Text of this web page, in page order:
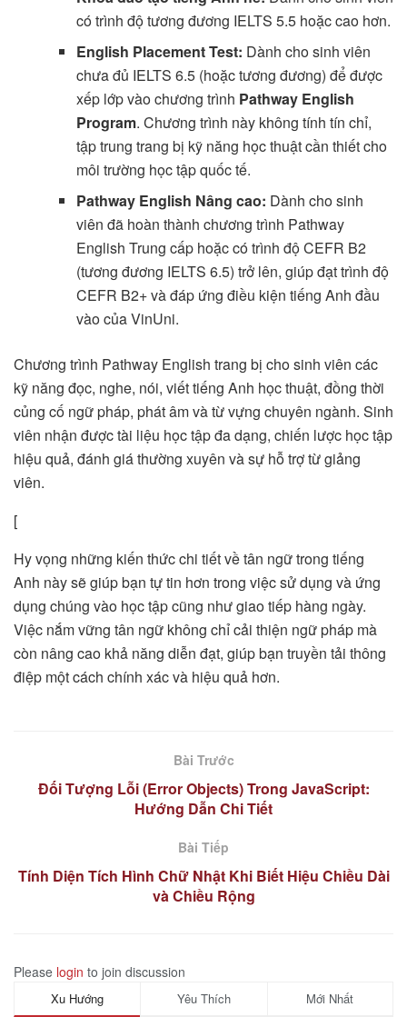
có trình độ tương đương IELTS 5.5 hoặc cao hơn.
English Placement Test: Dành cho sinh viên
chưa đủ IELTS 6.5 (hoặc tương đương) để được
xếp lớp vào chương trình Pathway English
Program. Chương trình này không tính tín chỉ,
tập trung trang bị kỹ năng học thuật cần thiết cho
môi trường học tập quốc tế.
Pathway English Nâng cao: Dành cho sinh
viên đã hoàn thành chương trình Pathway
English Trung cấp hoặc có trình độ CEFR B2
(tương đương IELTS 6.5) trở lên, giúp đạt trình độ
CEFR B2+ và đáp ứng điều kiện tiếng Anh đầu
vào của VinUni.
Chương trình Pathway English trang bị cho sinh viên các
kỹ năng đọc, nghe, nói, viết tiếng Anh học thuật, đồng thời
củng cố ngữ pháp, phát âm và từ vựng chuyên ngành. Sinh
viên nhận được tài liệu học tập đa dạng, chiến lược học tập
hiệu quả, đánh giá thường xuyên và sự hỗ trợ từ giảng
viên.
[
Hy vọng những kiến thức chi tiết về tân ngữ trong tiếng
Anh này sẽ giúp bạn tự tin hơn trong việc sử dụng và ứng
dụng chúng vào học tập cũng như giao tiếp hàng ngày.
Việc nắm vững tân ngữ không chỉ cải thiện ngữ pháp mà
còn nâng cao khả năng diễn đạt, giúp bạn truyền tải thông
điệp một cách chính xác và hiệu quả hơn.
Bài Trước
Đối Tượng Lỗi (Error Objects) Trong JavaScript:
Hướng Dẫn Chi Tiết
Bài Tiếp
Tính Diện Tích Hình Chữ Nhật Khi Biết Hiệu Chiều Dài
và Chiều Rộng
Please login to join discussion
Xu Hướng Yêu Thích Mới Nhất